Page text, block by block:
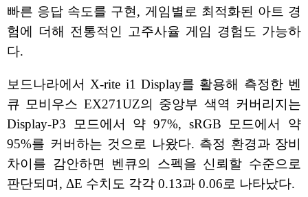
빠른 응답 속도를 구현, 게임별로 최적화된 아트 경
험에 더해 전통적인 고주사율 게임 경험도 가능하
다.
보드나라에서 X-rite i1 Display를 활용해 측정한 벤
큐 모비우스 EX271UZ의 중앙부 색역 커버리지는
Display-P3 모드에서 약 97%, sRGB 모드에서 약
95%를 커버하는 것으로 나왔다. 측정 환경과 장비
차이를 감안하면 벤큐의 스펙을 신뢰할 수준으로
판단되며, ΔE 수치도 각각 0.13과 0.06로 나타났다.